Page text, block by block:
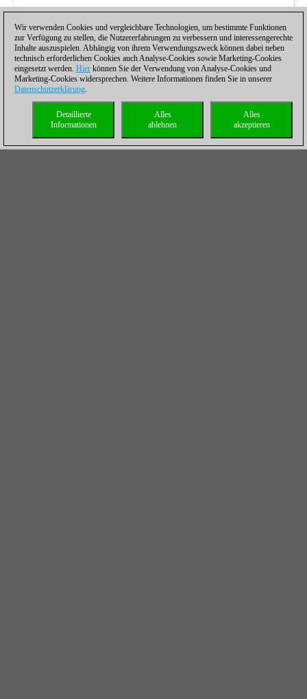
Wir verwenden Cookies und vergleichbare Technologien, um bestimmte Funktionen
zur Verfügung zu stellen, die Nutzererfahrungen zu verbessern und interessengerechte
Inhalte auszuspielen. Abhängig von ihrem Verwendungszweck können dabei neben
technisch erforderlichen Cookies auch Analyse-Cookies sowie Marketing-Cookies
eingesetzt werden. Hier können Sie der Verwendung von Analyse-Cookies und
Marketing-Cookies widersprechen. Weitere Informationen finden Sie in unserer
Datenschutzerklärung.
Alles
akzeptieren
Alles
ablehnen
Detaillierte
Informationen